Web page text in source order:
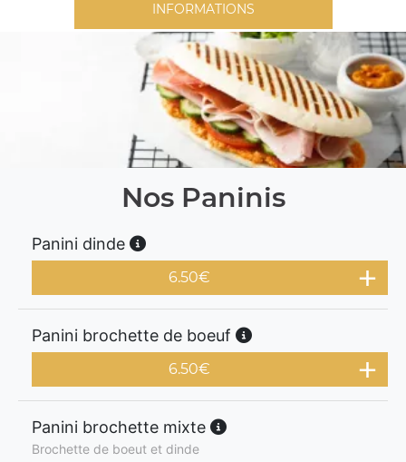
INFORMATIONS
Nos Paninis
Panini dinde
6.50€
Panini brochette de boeuf
6.50€
Panini brochette mixte
Brochette de boeut et dinde